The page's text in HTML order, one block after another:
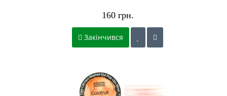
160 грн.
Закінчився